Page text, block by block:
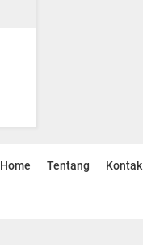
Home Tentang Kontak